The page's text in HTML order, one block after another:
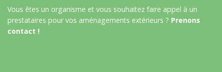
Vous êtes un organisme et vous souhaitez faire appel à un
prestataires pour vos aménagements extérieurs ? Prenons
contact !